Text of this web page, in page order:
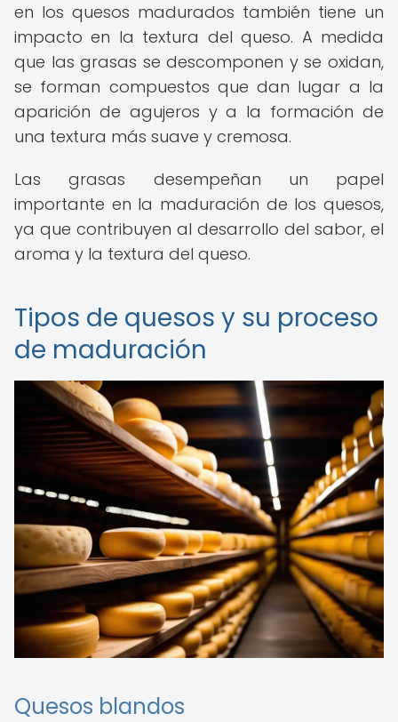
en los quesos madurados también tiene un
impacto en la textura del queso. A medida
que las grasas se descomponen y se oxidan,
se forman compuestos que dan lugar a la
aparición de agujeros y a la formación de
una textura más suave y cremosa.
Las grasas desempeñan un papel
importante en la maduración de los quesos,
ya que contribuyen al desarrollo del sabor, el
aroma y la textura del queso.
Tipos de quesos y su proceso
de maduración
Quesos blandos